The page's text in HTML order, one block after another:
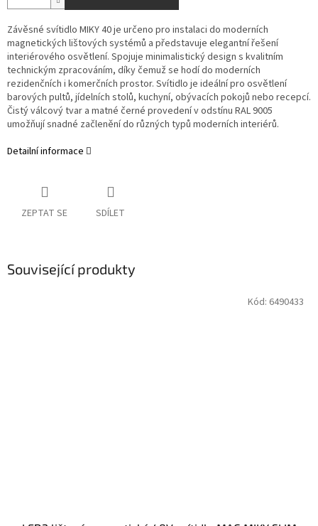
Závěsné svítidlo MIKY 40 je určeno pro instalaci do moderních
magnetických lištových systémů a představuje elegantní řešení
interiérového osvětlení. Spojuje minimalistický design s kvalitním
technickým zpracováním, díky čemuž se hodí do moderních
rezidenčních i komerčních prostor. Svítidlo je ideální pro osvětlení
barových pultů, jídelních stolů, kuchyní, obývacích pokojů nebo recepcí.
Čistý válcový tvar a matné černé provedení v odstínu RAL 9005
umožňují snadné začlenění do různých typů moderních interiérů.
Detailní informace
ZEPTAT SE SDÍLET
Související produkty
Kód: 6490433